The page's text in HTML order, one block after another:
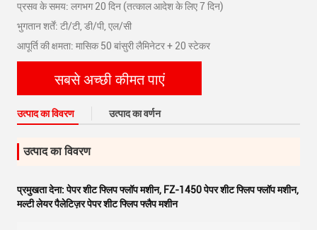
प्रसव के समय: लगभग 20 दिन (तत्काल आदेश के लिए 7 दिन)
भुगतान शर्तें: टी/टी, डी/पी, एल/सी
आपूर्ति की क्षमता: मासिक 50 बांसुरी लैमिनेटर + 20 स्टेकर
सबसे अच्छी कीमत पाएं
उत्पाद का विवरण उत्पाद का वर्णन
उत्पाद का विवरण
प्रमुखता देना:पेपर शीट फ्लिप फ्लॉप मशीन, FZ-1450 पेपर शीट फ्लिप फ्लॉप मशीन,
मल्टी लेयर पैलेटिज़र पेपर शीट फ्लिप फ्लैप मशीन